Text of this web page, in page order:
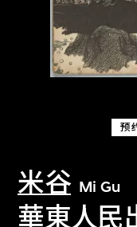
预
米谷 Mi Gu
華東人民
文化藏品。